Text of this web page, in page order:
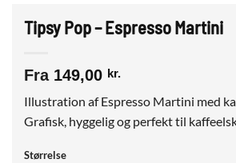
Tipsy Pop – Espresso Martini
Fra 149,00 kr.
Illustration af Espresso Martini med
Grafisk, hyggelig og perfekt til
Størrelse